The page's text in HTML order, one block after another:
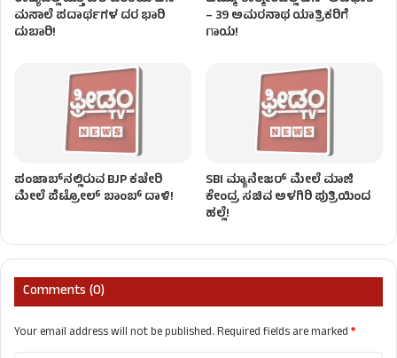
ಮಸಾಲೆ ಪದಾರ್ಥಗಳ ದರ ಭಾರಿ
ದುಬಾರಿ!
– 39 ಅಮರನಾಥ ಯಾತ್ರಿಕರಿಗೆ
ಗಾಯ!
ಪಂಜಾಬ್‌ನಲ್ಲಿರುವ BJP ಕಚೇರಿ
ಮೇಲೆ ಪೆಟ್ರೋಲ್ ಬಾಂಬ್ ದಾಳಿ!
SBI ಮ್ಯಾನೇಜರ್‌ ಮೇಲೆ ಮಾಜಿ
ಕೇಂದ್ರ ಸಚಿವ ಅಳಗಿರಿ ಪುತ್ರಿಯಿಂದ
ಹಲ್ಲೆ!
Comments (0)
Your email address will not be published.Required fields are marked*